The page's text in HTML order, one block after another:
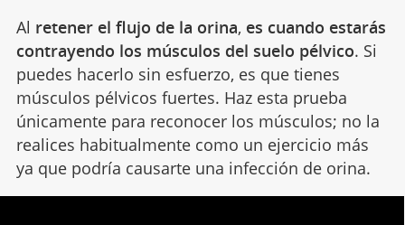
Al retener el flujo de la orina, es cuando estarás
contrayendo los músculos del suelo pélvico. Si
puedes hacerlo sin esfuerzo, es que tienes
músculos pélvicos fuertes. Haz esta prueba
únicamente para reconocer los músculos; no la
realices habitualmente como un ejercicio más
ya que podría causarte una infección de orina.